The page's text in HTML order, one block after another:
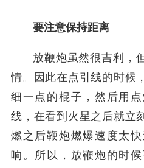
要注意保持距离
放鞭炮虽然很吉利，
情。因此在点引线的时候
细一点的棍子，然后用点
线，在看到火星之后就立
燃之后鞭炮燃爆速度太
响。所以，放鞭炮的时